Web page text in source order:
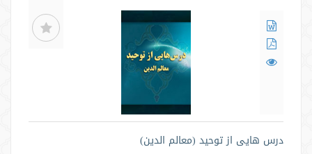
درس هایی از توحید (معالم الدین)